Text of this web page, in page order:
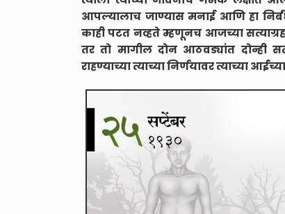
आपल्यालाच जाण्यास मनाई आणि हा
काही पटत नव्हते म्हणूनच आजच्या
तर तो मागील दोन आठवड्यांत दोन्ही
राहण्याच्या त्याच्या निर्णयावर त्याच्या